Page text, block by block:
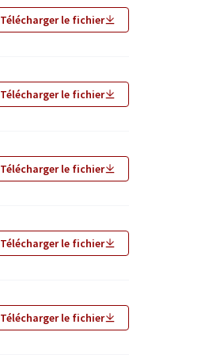
Télécharger le fichier
Télécharger le fichier
Télécharger le fichier
Télécharger le fichier
Télécharger le fichier